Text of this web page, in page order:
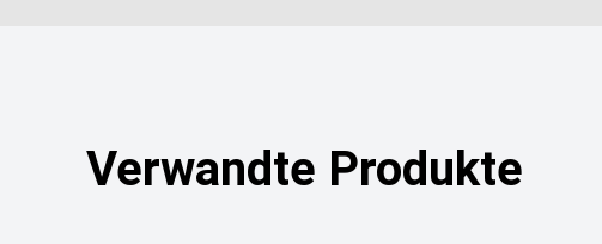
Verwandte Produkte